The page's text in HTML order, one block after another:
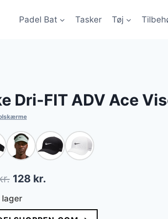
Padel Bat Tasker Tøj
Dri-FIT ADV Ace
Den
oprindelige
pris
128 kr.Den
pris
lager